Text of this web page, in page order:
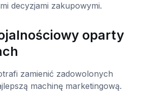
decyzjami zakupowymi.
oparty
zamienić zadowolonych
machinę marketingową.